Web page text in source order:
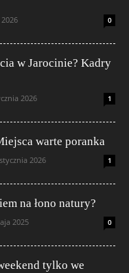
0
w Jarocinie? Kadry
2026 1
warte poranka
2026 1
na łono natury?
2025 0
tylko we